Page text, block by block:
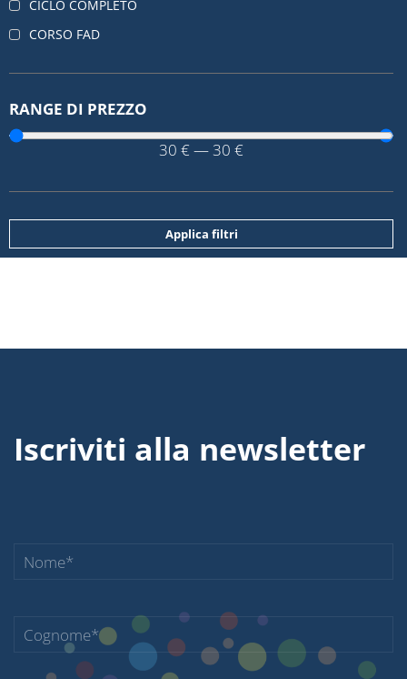
CICLO COMPLETO
CORSO FAD
RANGE DI PREZZO
30 € — 30 €
Applica filtri
Iscriviti alla newsletter